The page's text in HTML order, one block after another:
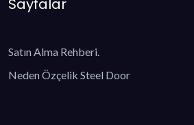
Sayfalar
Satın Alma Rehberi.
Neden Özçelik Steel Door